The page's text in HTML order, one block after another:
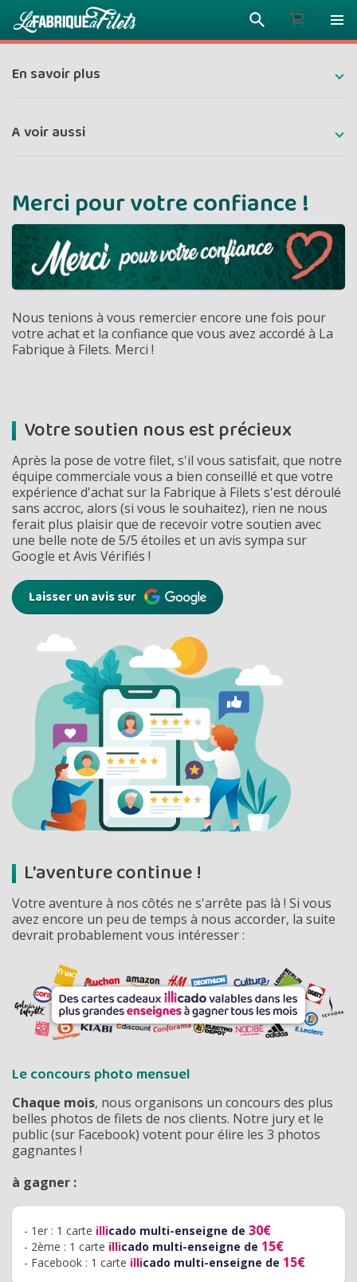
Montants et
de -5%
Plus
moins
Prix
RECEVEZ
En savoir plus
A voir aussi
Merci pour votre confiance !
Nous tenions à vous remercier encore une fois pour
votre achat et la confiance que vous avez accordé à La
Fabrique à Filets. Merci !
Votre soutien nous est précieux
Après la pose de votre filet, s'il vous satisfait, que notre
équipe commerciale vous a bien conseillé et que votre
expérience d'achat sur la Fabrique à Filets s'est déroulé
sans accroc, alors (si vous le souhaitez), rien ne nous
ferait plus plaisir que de recevoir votre soutien avec
une belle note de 5/5 étoiles et un avis sympa sur
Google et Avis Vérifiés !
Laisser un avis sur
L'aventure continue !
Votre aventure à nos côtés ne s'arrête pas là ! Si vous
avez encore un peu de temps à nous accorder, la suite
devrait probablement vous intéresser :
Le concours photo mensuel
Chaque mois, nous organisons un concours des plus
belles photos de filets de nos clients. Notre jury et le
public (sur Facebook) votent pour élire les 3 photos
gagnantes !
à gagner :
- 1er : 1 carte illicado multi-enseigne de 30€
- 2ème : 1 carte illicado multi-enseigne de 15€
- Facebook : 1 carte illicado multi-enseigne de 15€